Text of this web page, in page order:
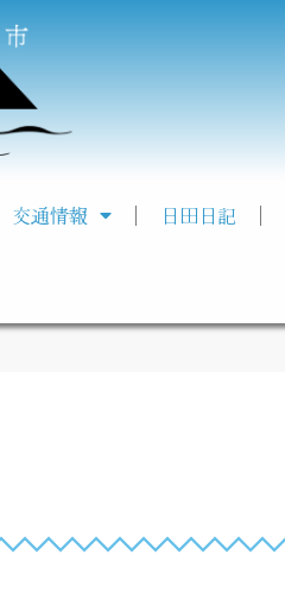
交通情報 日田日記